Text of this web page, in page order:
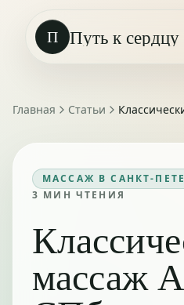
П Путь к сердцу
Главная Статьи
МАССАЖ В САНКТ-
3 МИН ЧТЕНИЯ
массаж